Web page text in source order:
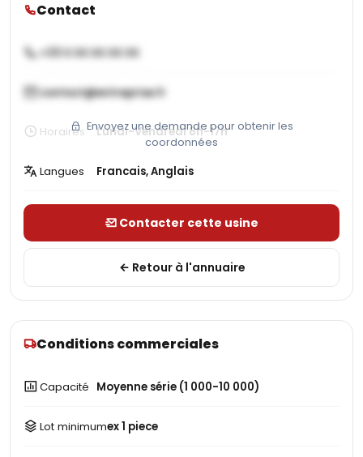
Contact
+33 X XX XX XX XX
contact@entreprise.fr
Envoyez une demande pour obtenir les
coordonnées
Horaires Lundi-Vendredi 8h-17h
Langues Francais, Anglais
Contacter cette usine
Retour à l'annuaire
Conditions commerciales
Capacité Moyenne série (1 000-10 000)
Lot minimumex 1 piece